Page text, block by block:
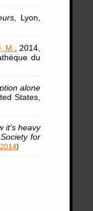
, Lyon,
M.
, 2014,
du
alone
States,
it's heavy
for
)